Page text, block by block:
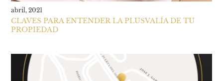
abril, 2021
CLAVES PARA ENTENDER LA PLUSVALÍA DE TU
PROPIEDAD